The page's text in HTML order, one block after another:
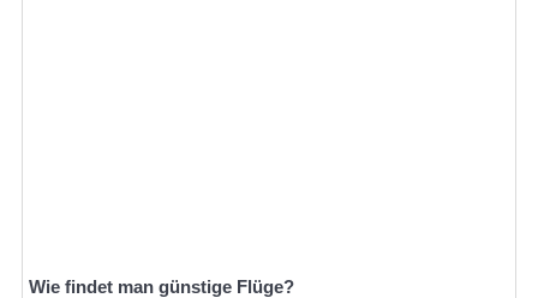
Wie findet man günstige Flüge?